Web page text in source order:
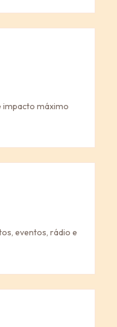
impacto máximo
eventos, rádio e